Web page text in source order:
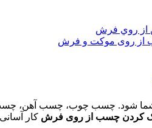
از روي فرش
از روی موکت و فرش
شود. چسب چوب، چسب آهن،
کردن چسب از روی فرش کار